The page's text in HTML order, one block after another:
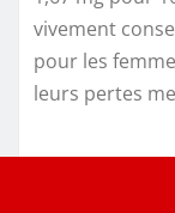
vivement
pour les
leurs pertes